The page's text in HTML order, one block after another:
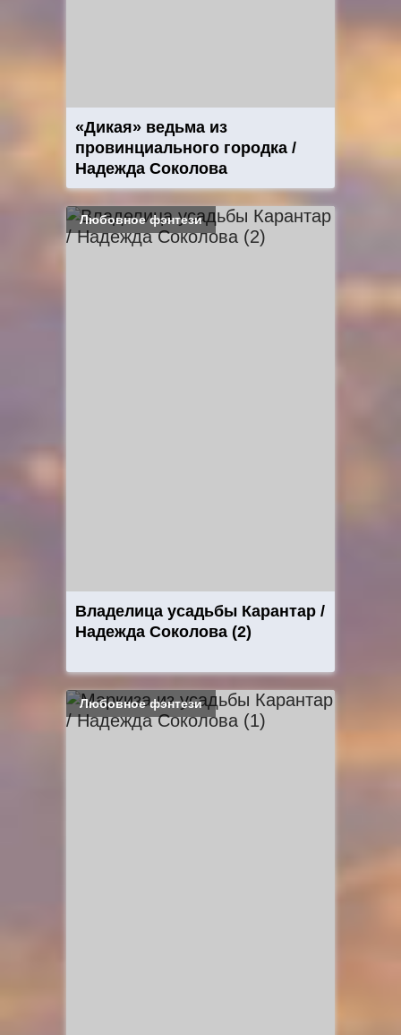
«Дикая» ведьма из
провинциального городка /
Надежда Соколова
Любовное фэнтези
Владелица усадьбы Карантар /
Надежда Соколова (2)
Любовное фэнтези